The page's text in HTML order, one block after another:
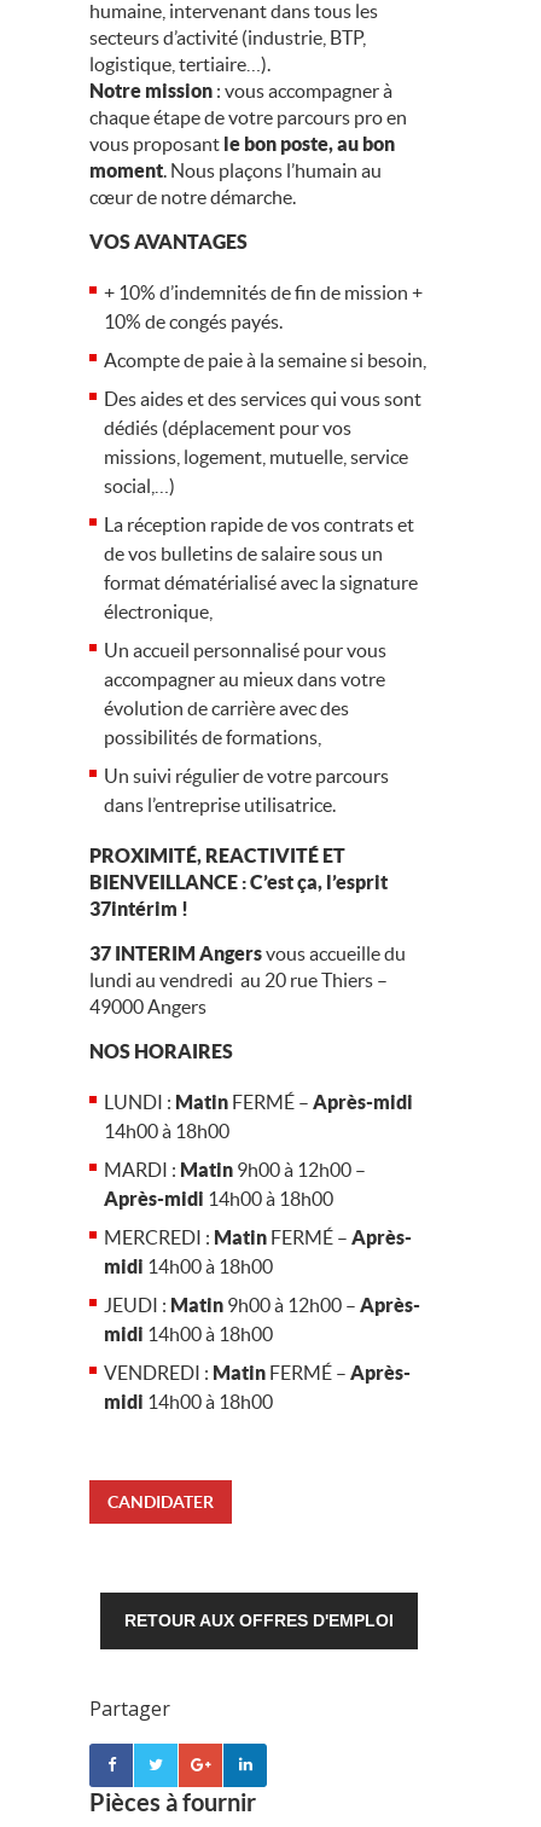
humaine, intervenant dans tous les
secteurs d’activité (industrie, BTP,
logistique, tertiaire…).
Notre mission : vous accompagner à
chaque étape de votre parcours pro en
vous proposant le bon poste, au bon
moment. Nous plaçons l’humain au
cœur de notre démarche.
VOS AVANTAGES
+ 10% d’indemnités de fin de mission +
10% de congés payés.
Acompte de paie à la semaine si besoin,
Des aides et des services qui vous sont
dédiés (déplacement pour vos
missions, logement, mutuelle, service
social,…)
La réception rapide de vos contrats et
de vos bulletins de salaire sous un
format dématérialisé avec la signature
électronique,
Un accueil personnalisé pour vous
accompagner au mieux dans votre
évolution de carrière avec des
possibilités de formations,
Un suivi régulier de votre parcours
dans l’entreprise utilisatrice.
PROXIMITÉ, REACTIVITÉ ET
BIENVEILLANCE : C’est ça, l’esprit
37intérim !
37 INTERIM Angersvous accueille du
lundi au vendredi au 20 rue Thiers –
49000 Angers
NOS HORAIRES
LUNDI : Matin FERMÉ – Après-midi
14h00 à 18h00
MARDI : Matin 9h00 à 12h00 –
Après-midi 14h00 à 18h00
MERCREDI : Matin FERMÉ – Après-
midi 14h00 à 18h00
JEUDI : Matin 9h00 à 12h00 – Après-
midi 14h00 à 18h00
VENDREDI : Matin FERMÉ – Après-
midi 14h00 à 18h00
CANDIDATER
RETOUR AUX OFFRES D'EMPLOI
Partager
Pièces à fournir